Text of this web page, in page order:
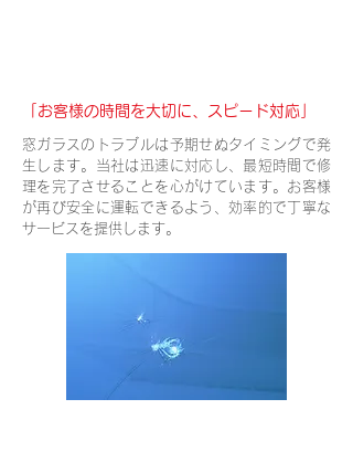
「お客様の時間を大切に、スピード対応」
窓ガラスのトラブルは予期せぬタイミングで発
生します。当社は迅速に対応し、最短時間で修
理を完了させることを心がけています。お客様
が再び安全に運転できるよう、効率的で丁寧な
サービスを提供します。